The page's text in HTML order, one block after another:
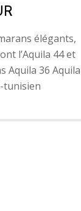
élégants,
l’Aquila 44 et
Aquila 36 Aquila
tunisien